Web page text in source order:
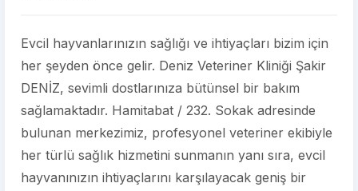
Evcil hayvanlarınızın sağlığı ve ihtiyaçları bizim için
her şeyden önce gelir. Deniz Veteriner Kliniği Şakir
DENİZ, sevimli dostlarınıza bütünsel bir bakım
sağlamaktadır. Hamitabat / 232. Sokak adresinde
bulunan merkezimiz, profesyonel veteriner ekibiyle
her türlü sağlık hizmetini sunmanın yanı sıra, evcil
hayvanınızın ihtiyaçlarını karşılayacak geniş bir